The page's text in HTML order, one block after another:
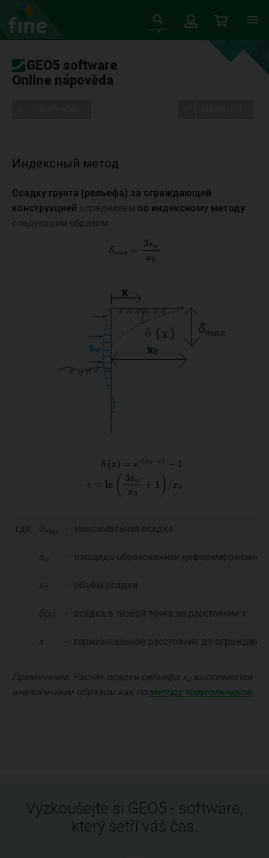
GEO5 software
Online nápověda
Индексный метод
Осадку грунта (рельефа) за ограждающей
конструкцией определяем по индексному методу
следующим образом:
где: δmax - максимальная осадка
sw - площадь образованная деформированной
x - объём осадки
δ(x) - осадка в любой точке на расстоянии x
x - горизонтальное расстояние до
Примечание: Расчёт осадки рельефа x
выполняется
аналогичным образом как по методу треугольников
Vyzkoušejte si GEO5 - software,
který šetří váš čas.